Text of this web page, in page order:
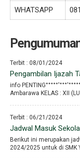
WHATSAPP
Terbit : 08/01/2024
Pengambilan Ijazah
info
Ambarawa KELAS : XII
Terbit : 06/21/2024
Jadwal Masuk
Berikut ini merupakan
2024/2025 untuk di SMK